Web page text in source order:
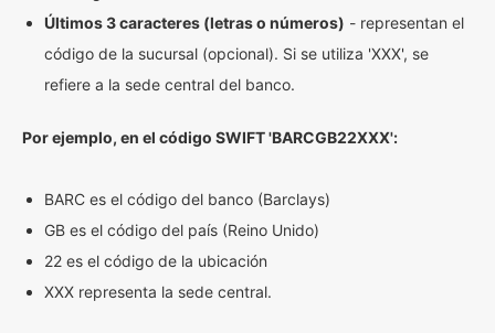
Últimos 3 caracteres (letras o números) - representan el
código de la sucursal (opcional). Si se utiliza 'XXX', se
refiere a la sede central del banco.
Por ejemplo, en el código SWIFT 'BARCGB22XXX':
BARC es el código del banco (Barclays)
GB es el código del país (Reino Unido)
22 es el código de la ubicación
XXX representa la sede central.